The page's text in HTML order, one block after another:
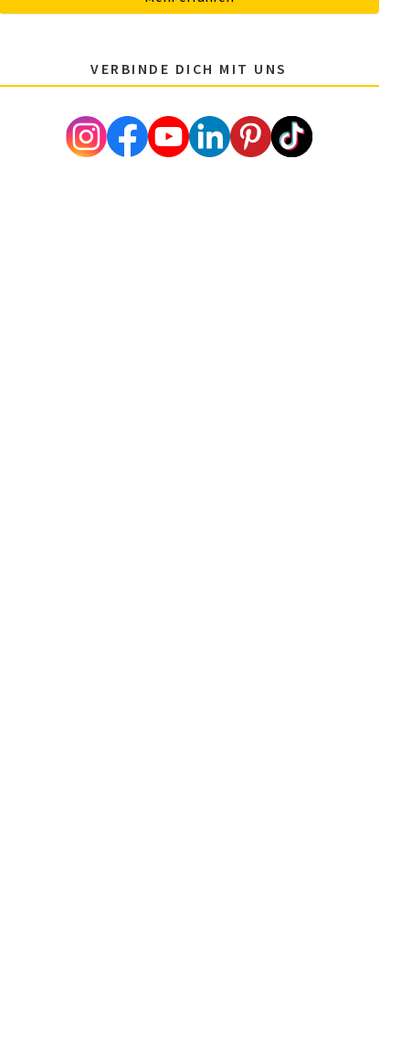
VERBINDE DICH MIT UNS